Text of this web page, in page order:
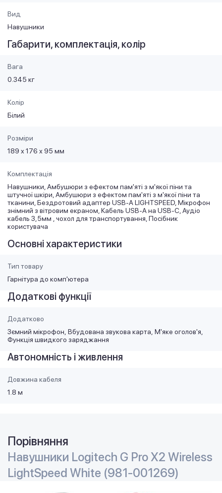
Вид
Навушники
Габарити, комплектація, колір
Вага
0.345 кг
Колір
Білий
Розміри
189 х 176 х 95 мм
Комплектація
Навушники, Амбушюри з ефектом пам'яті з м'якої піни та
штучної шкіри, Амбушюри з ефектом пам'яті з м'якої піни та
тканини, Бездротовий адаптер USB-A LIGHTSPEED, Мікрофон
знімний з вітровим екраном, Кабель USB-A на USB-C, Аудіо
кабель 3,5мм , чохол для транспортування, Посібник
користувача
Основні характеристики
Тип товару
Гарнітура до комп'ютера
Додаткові функції
Додатково
Зємний мікрофон Вбудована звукова карта М'яке оголов'я
Функція швидкого заряджання
Автономність і живлення
Довжина кабеля
1.8 м
Порівняння
Навушники Logitech G Pro X2 Wireless
LightSpeed White (981-001269)